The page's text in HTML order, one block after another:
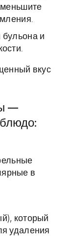
и
вкус
—
в
который
удаления